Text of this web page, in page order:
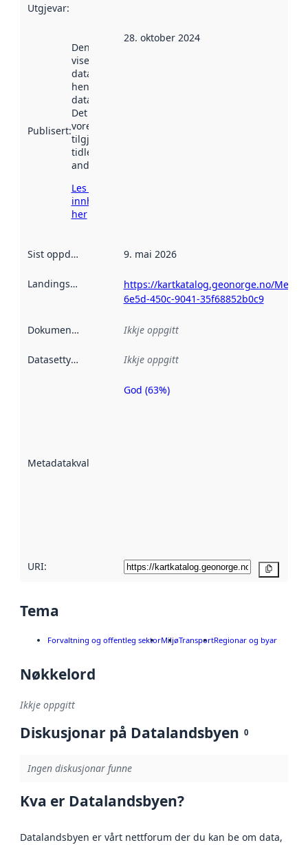
Utgjevar:
Publisert:
Denne datoen
viser når
datasettet vart
henta inn av
data.norge.no.
Det kan ha
vore
tilgjengeleg
tidlegare
andre stader.
Les meir om
innhenting
her
28. oktober 2024
Sist oppdatert 9. mai 2026
Landingsside
https://kartkatalog.geonorge.no/
6e5d-450c-9041-35f68852b0c9
Dokumentasjon Ikkje oppgitt
Datasettype Ikkje oppgitt
Metadatakvalitet
Metadatakvalitet
God (63%)
URI:
Tema
Forvaltning og offentleg sektorMiljøTransportRegionar og byar
Nøkkelord
Ikkje oppgitt
Diskusjonar på Datalandsbyen 0
Ingen diskusjonar funne
Kva er Datalandsbyen?
Datalandsbyen er vårt nettforum der du kan be om data,